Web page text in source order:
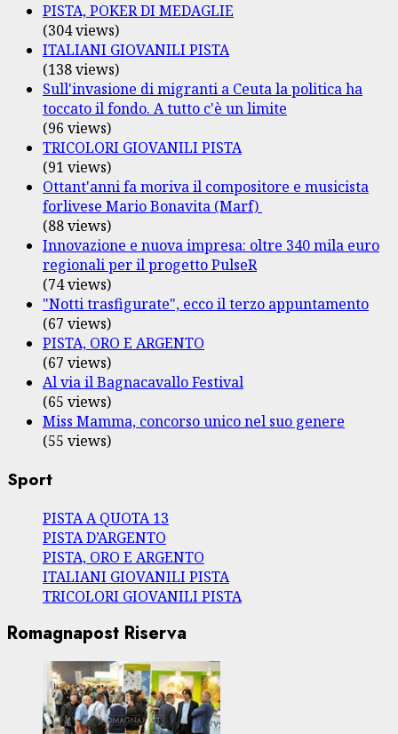
PISTA, POKER DI MEDAGLIE
(304 views)
ITALIANI GIOVANILI PISTA
(138 views)
Sull'invasione di migranti a Ceuta la politica ha
toccato il fondo. A tutto c'è un limite
(96 views)
TRICOLORI GIOVANILI PISTA
(91 views)
Ottant'anni fa moriva il compositore e musicista
forlivese Mario Bonavita (Marf)
(88 views)
Innovazione e nuova impresa: oltre 340 mila euro
regionali per il progetto PulseR
(74 views)
"Notti trasfigurate", ecco il terzo appuntamento
(67 views)
PISTA, ORO E ARGENTO
(67 views)
Al via il Bagnacavallo Festival
(65 views)
Miss Mamma, concorso unico nel suo genere
(55 views)
Sport
PISTA A QUOTA 13
PISTA D’ARGENTO
PISTA, ORO E ARGENTO
ITALIANI GIOVANILI PISTA
TRICOLORI GIOVANILI PISTA
Romagnapost Riserva